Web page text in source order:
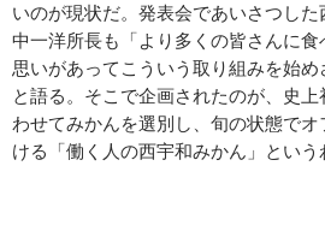
いのが現状だ。発表会であいさつし
中一洋所長も「より多くの皆さんに食
思いがあってこういう取り組みを始め
と語る 。 そこで企画されたのが、史上
わせてみかんを選別し、旬の状態で
ける「働く人の西宇和みかん」という